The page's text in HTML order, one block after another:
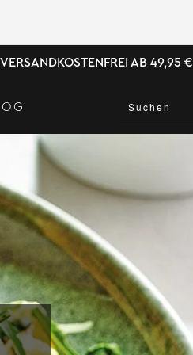
VERSANDKOSTENFREI AB 49,95 €